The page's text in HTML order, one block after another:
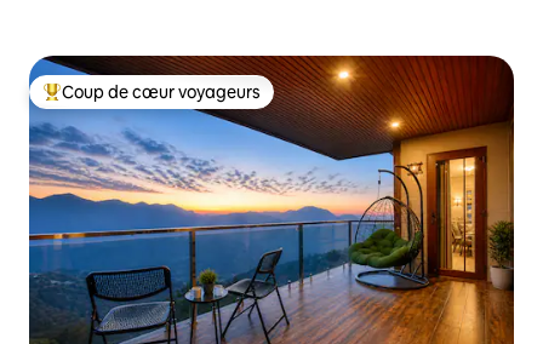
Coup de cœur voyageurs parmi les plus aimés
Coup de cœur voyageurs